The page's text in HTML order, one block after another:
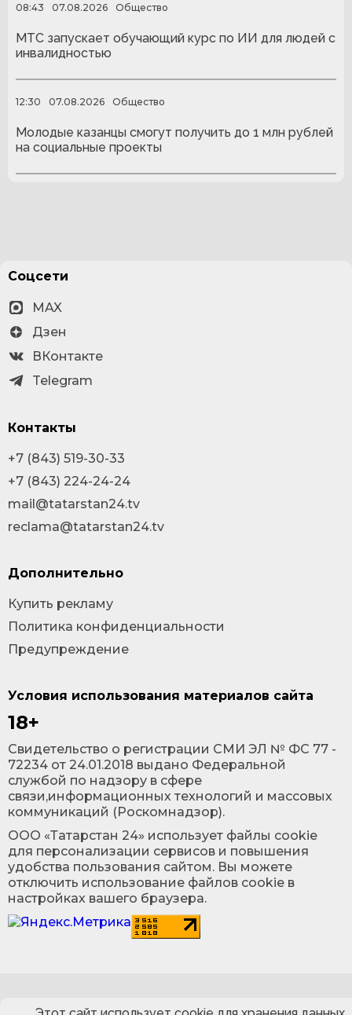
08:43 07.08.2026 Общество
МТС запускает обучающий курс по ИИ для людей с
инвалидностью
12:30 07.08.2026 Общество
Молодые казанцы смогут получить до 1 млн рублей
на социальные проекты
Условия использования материалов сайта
18+
Cвидетельство о регистрации СМИ ЭЛ № ФС 77 -
72234 от 24.01.2018 выдано Федеральной
службой по надзору в сфере
связи,информационных технологий и массовых
коммуникаций (Роскомнадзор).
ООО «Татарстан 24» использует файлы cookie
для персонализации сервисов и повышения
удобства пользования сайтом. Вы можете
отключить использование файлов cookie в
настройках вашего браузера.
Соцсети
MAX
Дзен
ВКонтакте
Telegram
Контакты
+7 (843) 519-30-33
+7 (843) 224-24-24
mail@tatarstan24.tv
reclama@tatarstan24.tv
Дополнительно
Купить рекламу
Политика конфиденциальности
Предупреждение